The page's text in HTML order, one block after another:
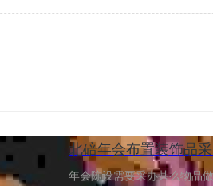
北碚年会布置装饰品
年会陈设需要采办甚么物品